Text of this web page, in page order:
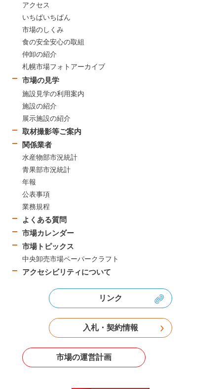
アクセス
いちばいちばん
市場のしくみ
食の安全安心の取組
仲卸の紹介
札幌市場フォトアーカイブ
市場の見学
施設見学の利用案内
施設の紹介
展示施設の紹介
取材撮影等ご案内
関係業者
水産物部市況統計
青果部市況統計
年報
公表事項
業務規程
よくある質問
市場カレンダー
市場トピックス
中央卸売市場ペーパークラフト
アクセシビリティについて
リンク
入札・契約情報
市場の運営計画